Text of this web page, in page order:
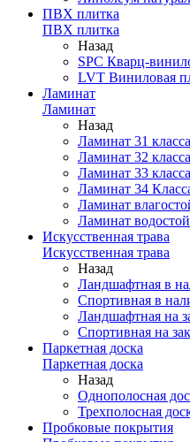
ПВХ плитка
ПВХ плитка
Назад
SPC Кварц-
LVT Виниловая
Ламинат
Ламинат
Назад
Ламинат 31 класса
Ламинат 32 класса
Ламинат 33 класса
Ламинат 34
Ламинат
Ламинат
Искусственная трава
Искусственная трава
Назад
Ландшафтная в
Спортивная в
Ландшафтная на
Спортивная на
Паркетная доска
Паркетная доска
Назад
Однополосная
Трехполосная
Пробковые покрытия